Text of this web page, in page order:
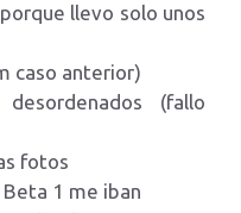
llevo solo unos
caso anterior)
(fallo
fotos
1 me iban